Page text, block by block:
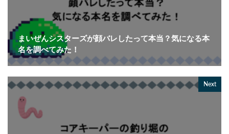
まいぜんシスターズが顔バレしたって本当？気になる本
名を調べてみた！
Next